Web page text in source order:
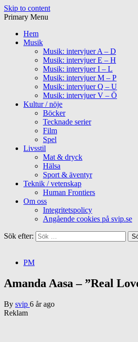
Skip to content
Primary Menu
Hem
Musik
Musik: intervjuer A – D
Musik: intervjuer E – H
Musik: intervjuer I – L
Musik: intervjuer M – P
Musik: intervjuer Q – U
Musik: intervjuer V – Ö
Kultur / nöje
Böcker
Tecknade serier
Film
Spel
Livsstil
Mat & dryck
Hälsa
Sport & äventyr
Teknik / vetenskap
Human Frontiers
Om oss
Integritetspolicy
Angående cookies på svip.se
Sök efter:
PM
Amanda Aasa – ”Real
By svip 6 år ago
Reklam